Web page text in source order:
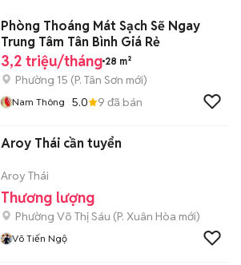
Phòng Thoáng Mát Sạch Sẽ Ngay
Trung Tâm Tân Bình Giá Rẻ
3,2 triệu/tháng 28 m²
Phường 15 (P. Tân Sơn mới)
Nam Thông 5.0 9 đã bán
Aroy Thái cần tuyển
Aroy Thái
Thương lượng
Phường Võ Thị Sáu (P. Xuân Hòa mới)
Võ Tiến Ngộ